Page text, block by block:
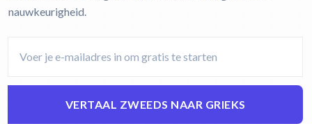
nauwkeurigheid.
VERTAAL ZWEEDS NAAR GRIEKS